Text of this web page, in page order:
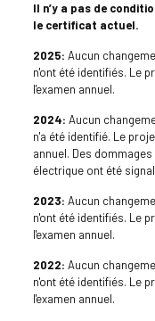
Il n’y a pas de
le certificat actuel.
2025: Aucun
n'ont été identifiés. Le
l'examen annuel.
2024: Aucun
n'a été identifié. Le
annuel. Des
électrique ont été
2023: Aucun
n'ont été identifiés. Le
l'examen annuel.
2022: Aucun
n'ont été identifiés. Le
l'examen annuel.